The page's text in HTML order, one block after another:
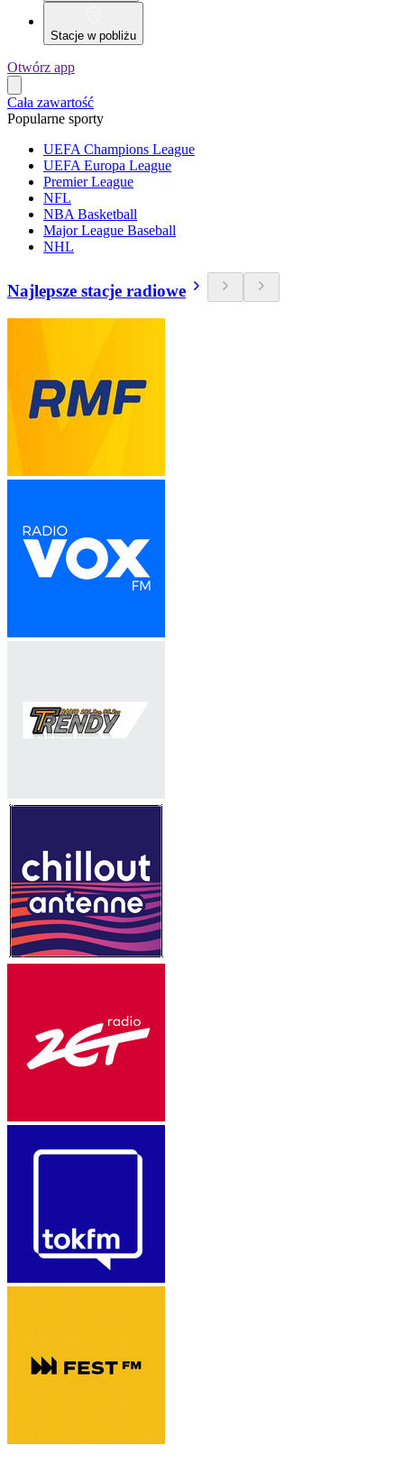
Stacje w pobliżu
Otwórz app
Cała zawartość
Popularne sporty
UEFA Champions League
UEFA Europa League
Premier League
NFL
NBA Basketball
Major League Baseball
NHL
Najlepsze stacje radiowe